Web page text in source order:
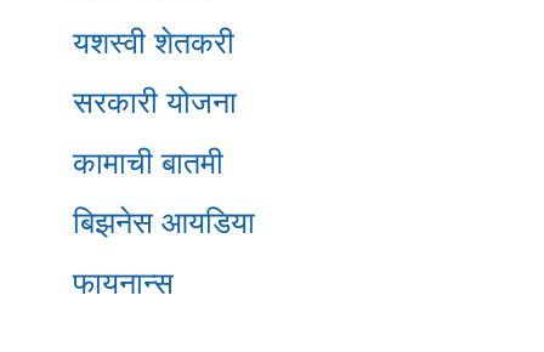
यशस्वी शेतकरी
सरकारी योजना
कामाची बातमी
बिझनेस आयडिया
फायनान्स